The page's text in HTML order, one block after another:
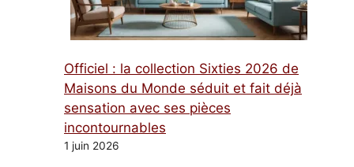
Officiel : la collection Sixties 2026 de
Maisons du Monde séduit et fait déjà
sensation avec ses pièces
incontournables
1 juin 2026